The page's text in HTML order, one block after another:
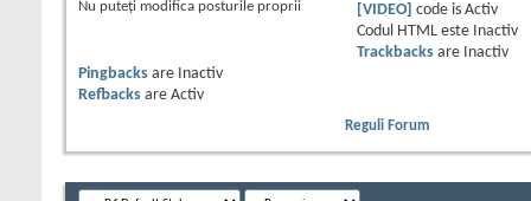
Nu puteţi modifica posturile proprii
[VIDEO]
code is Activ
Codul HTML este
Inactiv
Trackbacksare
Inactiv
Pingbacks are
Inactiv
Refbacks are Activ
Reguli Forum